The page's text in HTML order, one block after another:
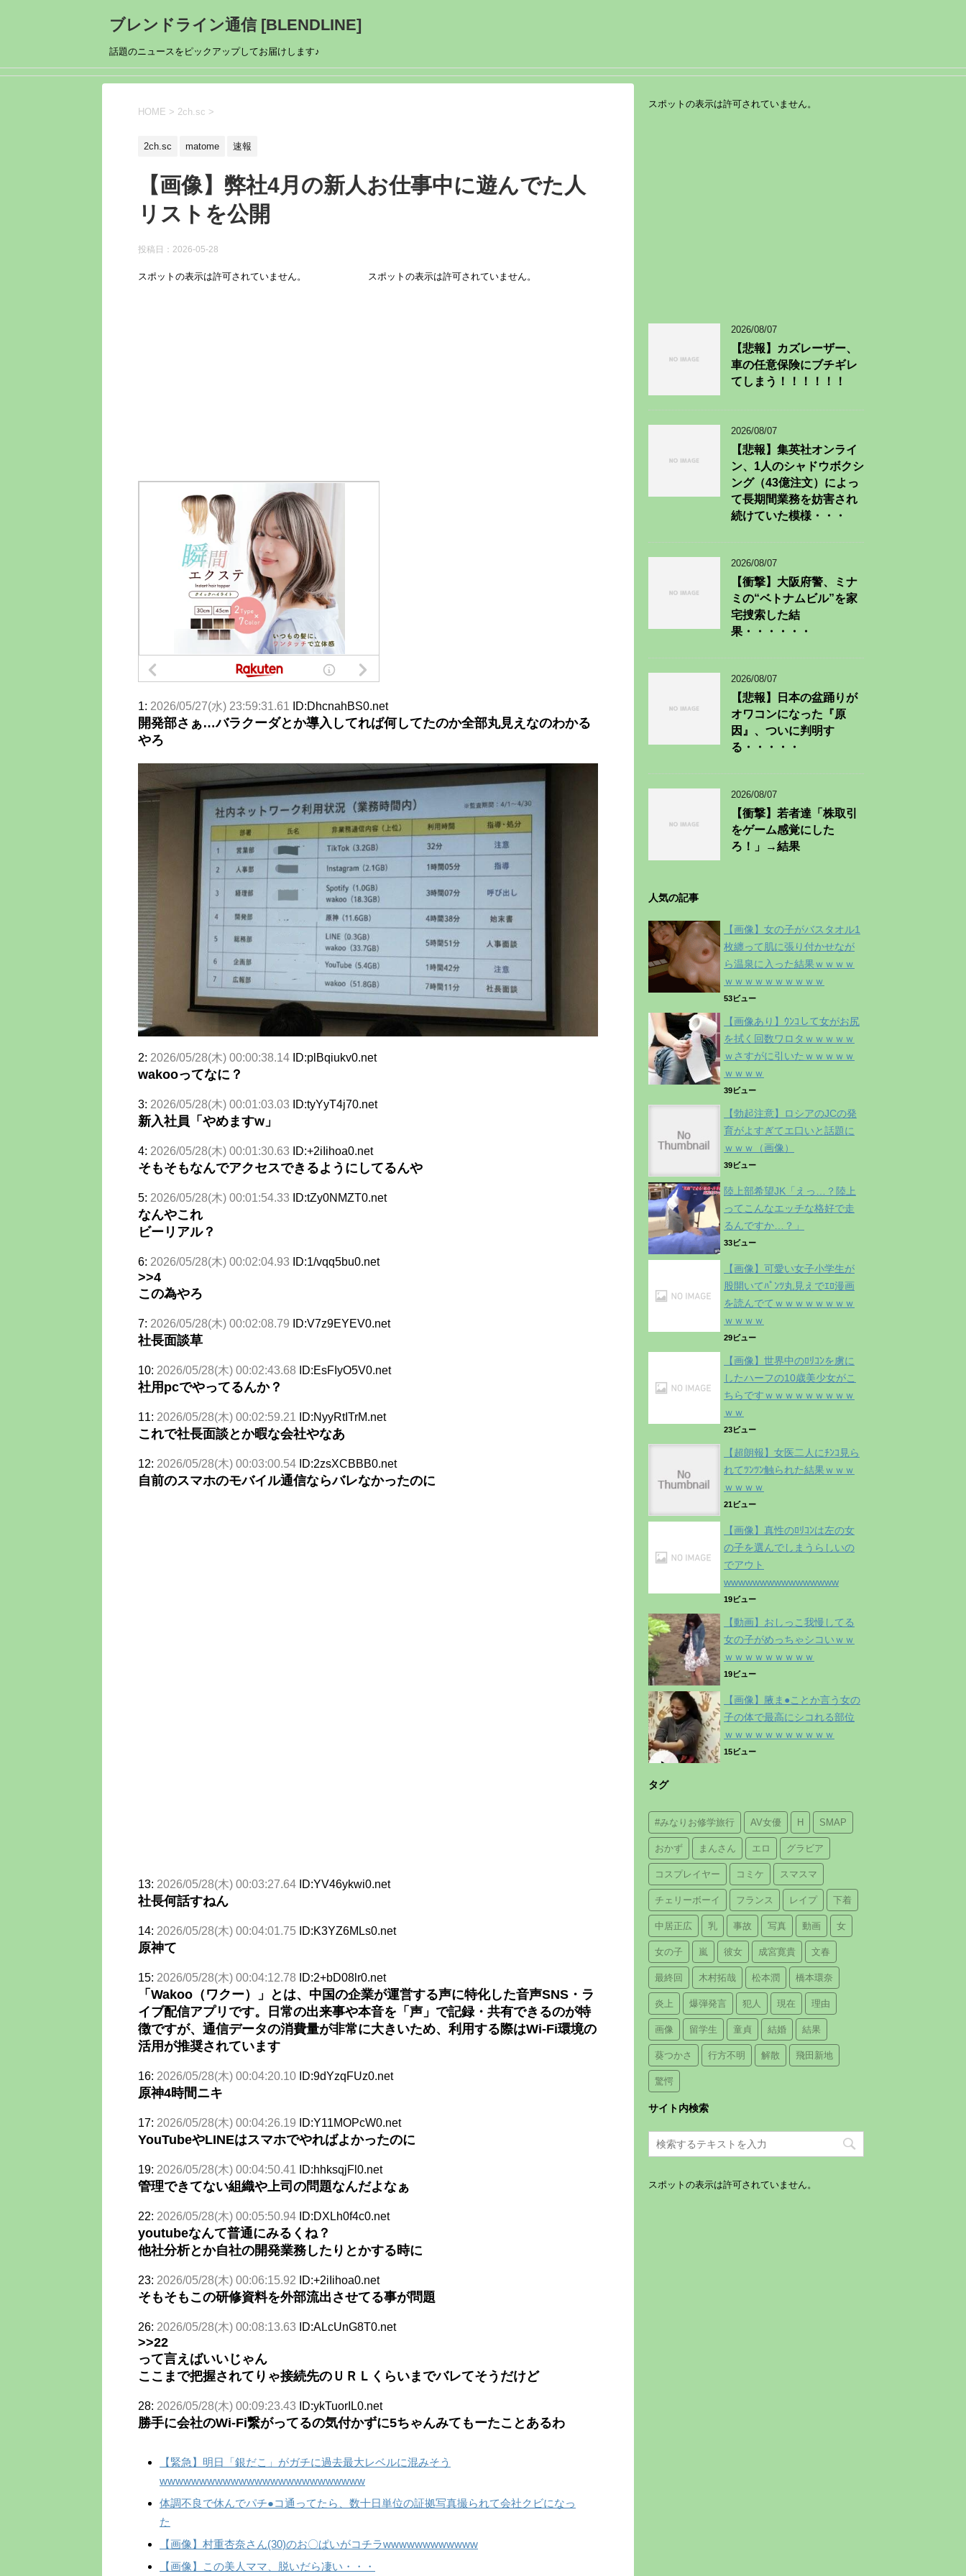
ブレンドライン通信 [BLENDLINE]
話題のニュースをピックアップしてお届けします♪
HOME > 2ch.sc >
2ch.sc matome 速報
【画像】弊社4月の新人お仕事中に遊んでた人
リストを公開
投稿日： 2026-05-28
1: 2026/05/27(水) 23:59:31.61 ID:DhcnahBS0.net
開発部さぁ…バラクーダとか導入してれば何してたのか全部丸見えなのわかる
やろ
2: 2026/05/28(木) 00:00:38.14 ID:plBqiukv0.net
wakooってなに？
3: 2026/05/28(木) 00:01:03.03 ID:tyYyT4j70.net
新入社員「やめますw」
4: 2026/05/28(木) 00:01:30.63 ID:+2iIihoa0.net
そもそもなんでアクセスできるようにしてるんや
5: 2026/05/28(木) 00:01:54.33 ID:tZy0NMZT0.net
なんやこれ
ビーリアル？
6: 2026/05/28(木) 00:02:04.93 ID:1/vqq5bu0.net
>>4
この為やろ
7: 2026/05/28(木) 00:02:08.79 ID:V7z9EYEV0.net
社長面談草
10: 2026/05/28(木) 00:02:43.68 ID:EsFIyO5V0.net
社用pcでやってるんか？
11: 2026/05/28(木) 00:02:59.21 ID:NyyRtITrM.net
これで社長面談とか暇な会社やなあ
12: 2026/05/28(木) 00:03:00.54 ID:2zsXCBBB0.net
自前のスマホのモバイル通信ならバレなかったのに
13: 2026/05/28(木) 00:03:27.64 ID:YV46ykwi0.net
社長何話すねん
14: 2026/05/28(木) 00:04:01.75 ID:K3YZ6MLs0.net
原神て
15: 2026/05/28(木) 00:04:12.78 ID:2+bD08lr0.net
「Wakoo（ワクー）」とは、中国の企業が運営する声に特化した音声SNS・ラ
イブ配信アプリです。日常の出来事や本音を「声」で記録・共有できるのが特
徴ですが、通信データの消費量が非常に大きいため、利用する際はWi-Fi環境の
活用が推奨されています
16: 2026/05/28(木) 00:04:20.10 ID:9dYzqFUz0.net
原神4時間ニキ
17: 2026/05/28(木) 00:04:26.19 ID:Y11MOPcW0.net
YouTubeやLINEはスマホでやればよかったのに
19: 2026/05/28(木) 00:04:50.41 ID:hhksqjFl0.net
管理できてない組織や上司の問題なんだよなぁ
22: 2026/05/28(木) 00:05:50.94 ID:DXLh0f4c0.net
youtubeなんて普通にみるくね？
他社分析とか自社の開発業務したりとかする時に
23: 2026/05/28(木) 00:06:15.92 ID:+2iIihoa0.net
そもそもこの研修資料を外部流出させてる事が問題
26: 2026/05/28(木) 00:08:13.63 ID:ALcUnG8T0.net
>>22
って言えばいいじゃん
ここまで把握されてりゃ接続先のＵＲＬくらいまでバレてそうだけど
28: 2026/05/28(木) 00:09:23.43 ID:ykTuorIL0.net
勝手に会社のWi-Fi繋がってるの気付かずに5ちゃんみてもーたことあるわ
【緊急】明日「銀だこ」がガチに過去最大レベルに混みそう
wwwwwwwwwwwwwwwwwwwwwwwwww
体調不良で休んでパチ●コ通ってたら、数十日単位の証拠写真撮られて会社クビになっ
た
【画像】村重杏奈さん(30)のお〇ぱいがコチラwwwwwwwwwwww
【画像】この美人ママ、脱いだら凄い・・・
2026/08/07
【悲報】カズレーザー、
車の任意保険にブチギレ
てしまう！！！！！！
2026/08/07
【悲報】集英社オンライ
ン、1人のシャドウボクシ
ング（43億注文）によっ
て長期間業務を妨害され
続けていた模様・・・
2026/08/07
【衝撃】大阪府警、ミナ
ミの“ベトナムビル”を家
宅捜索した結
果・・・・・・
2026/08/07
【悲報】日本の盆踊りが
オワコンになった『原
因』、ついに判明す
る・・・・・
2026/08/07
【衝撃】若者達「株取引
をゲーム感覚にした
ろ！」→結果
人気の記事
【画像】女の子がバスタオル1
枚纏って肌に張り付かせなが
ら温泉に入った結果ｗｗｗｗ
ｗｗｗｗｗｗｗｗｗｗ
53ビュー
【画像あり】ｳﾝｺして女がお尻
を拭く回数ワロタｗｗｗｗｗ
ｗさすがに引いたｗｗｗｗｗ
ｗｗｗｗ
39ビュー
【勃起注意】ロシアのJCの発
育がよすぎてエ口いと話題に
ｗｗｗ（画像）
39ビュー
陸上部希望JK「えっ…？陸上
ってこんなエッチな格好で走
るんですか…？」
33ビュー
【画像】可愛い女子小学生が
股開いてﾊﾟﾝﾂ丸見えでｴﾛ漫画
を読んでてｗｗｗｗｗｗｗｗ
ｗｗｗｗ
29ビュー
【画像】世界中のﾛﾘｺﾝを虜に
したハーフの10歳美少女がこ
ちらですｗｗｗｗｗｗｗｗｗ
ｗｗ
23ビュー
【超朗報】女医二人にﾁﾝｺ見ら
れてﾂﾝﾂﾝ触られた結果ｗｗｗ
ｗｗｗｗ
21ビュー
【画像】真性のﾛﾘｺﾝは左の女
の子を選んでしまうらしいの
でアウト
wwwwwwwwwwwwwwww
19ビュー
【動画】おしっこ我慢してる
女の子がめっちゃシコいｗｗ
ｗｗｗｗｗｗｗｗｗ
19ビュー
【画像】腋ま●ことか言う女の
子の体で最高にシコれる部位
ｗｗｗｗｗｗｗｗｗｗｗ
15ビュー
タグ
#みなりお修学旅行 AV女優 H SMAP
おかず まんさん エロ グラビア
コスプレイヤー コミケ スマスマ
チェリーボーイ フランス レイプ 下着
中居正広 乳 事故 写真 動画 女
女の子 嵐 彼女 成宮寛貴 文春
最終回 木村拓哉 松本潤 橋本環奈
炎上 爆弾発言 犯人 現在 理由
画像 留学生 童貞 結婚 結果
葵つかさ 行方不明 解散 飛田新地
驚愕
サイト内検索